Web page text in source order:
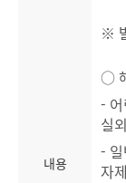
내용
※
○
-
실
-
자